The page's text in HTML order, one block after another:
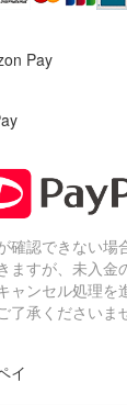
Pay
確認できない場
ますが、未入金
ャンセル処理を
了承くださいま
イ